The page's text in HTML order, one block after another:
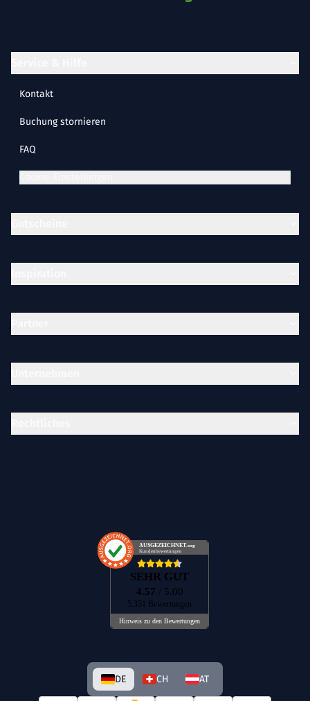
AUSGEZEICHNET .org
Kundenbewertungen
SEHR GUT
4.57 / 5.00
5.351 Bewertungen
Hinweis zu den Bewertungen
Kontakt
Buchung stornieren
FAQ
DE CH AT